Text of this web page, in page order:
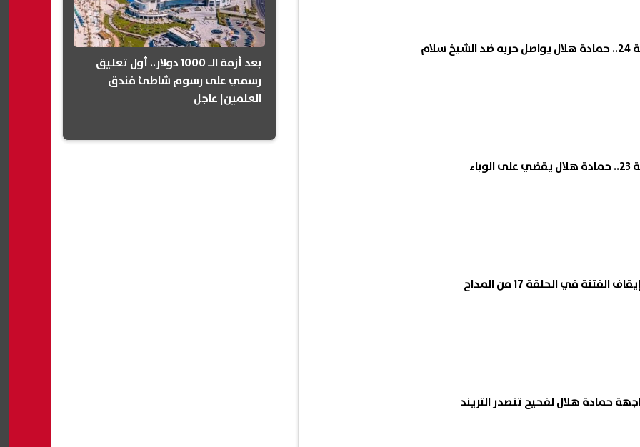
في الحلقة 17 من المداح
بعد أزمة الـ 1000 دولار.. أول تعليق
رسمي على رسوم شاطئ فندق
العلمين| عاجل